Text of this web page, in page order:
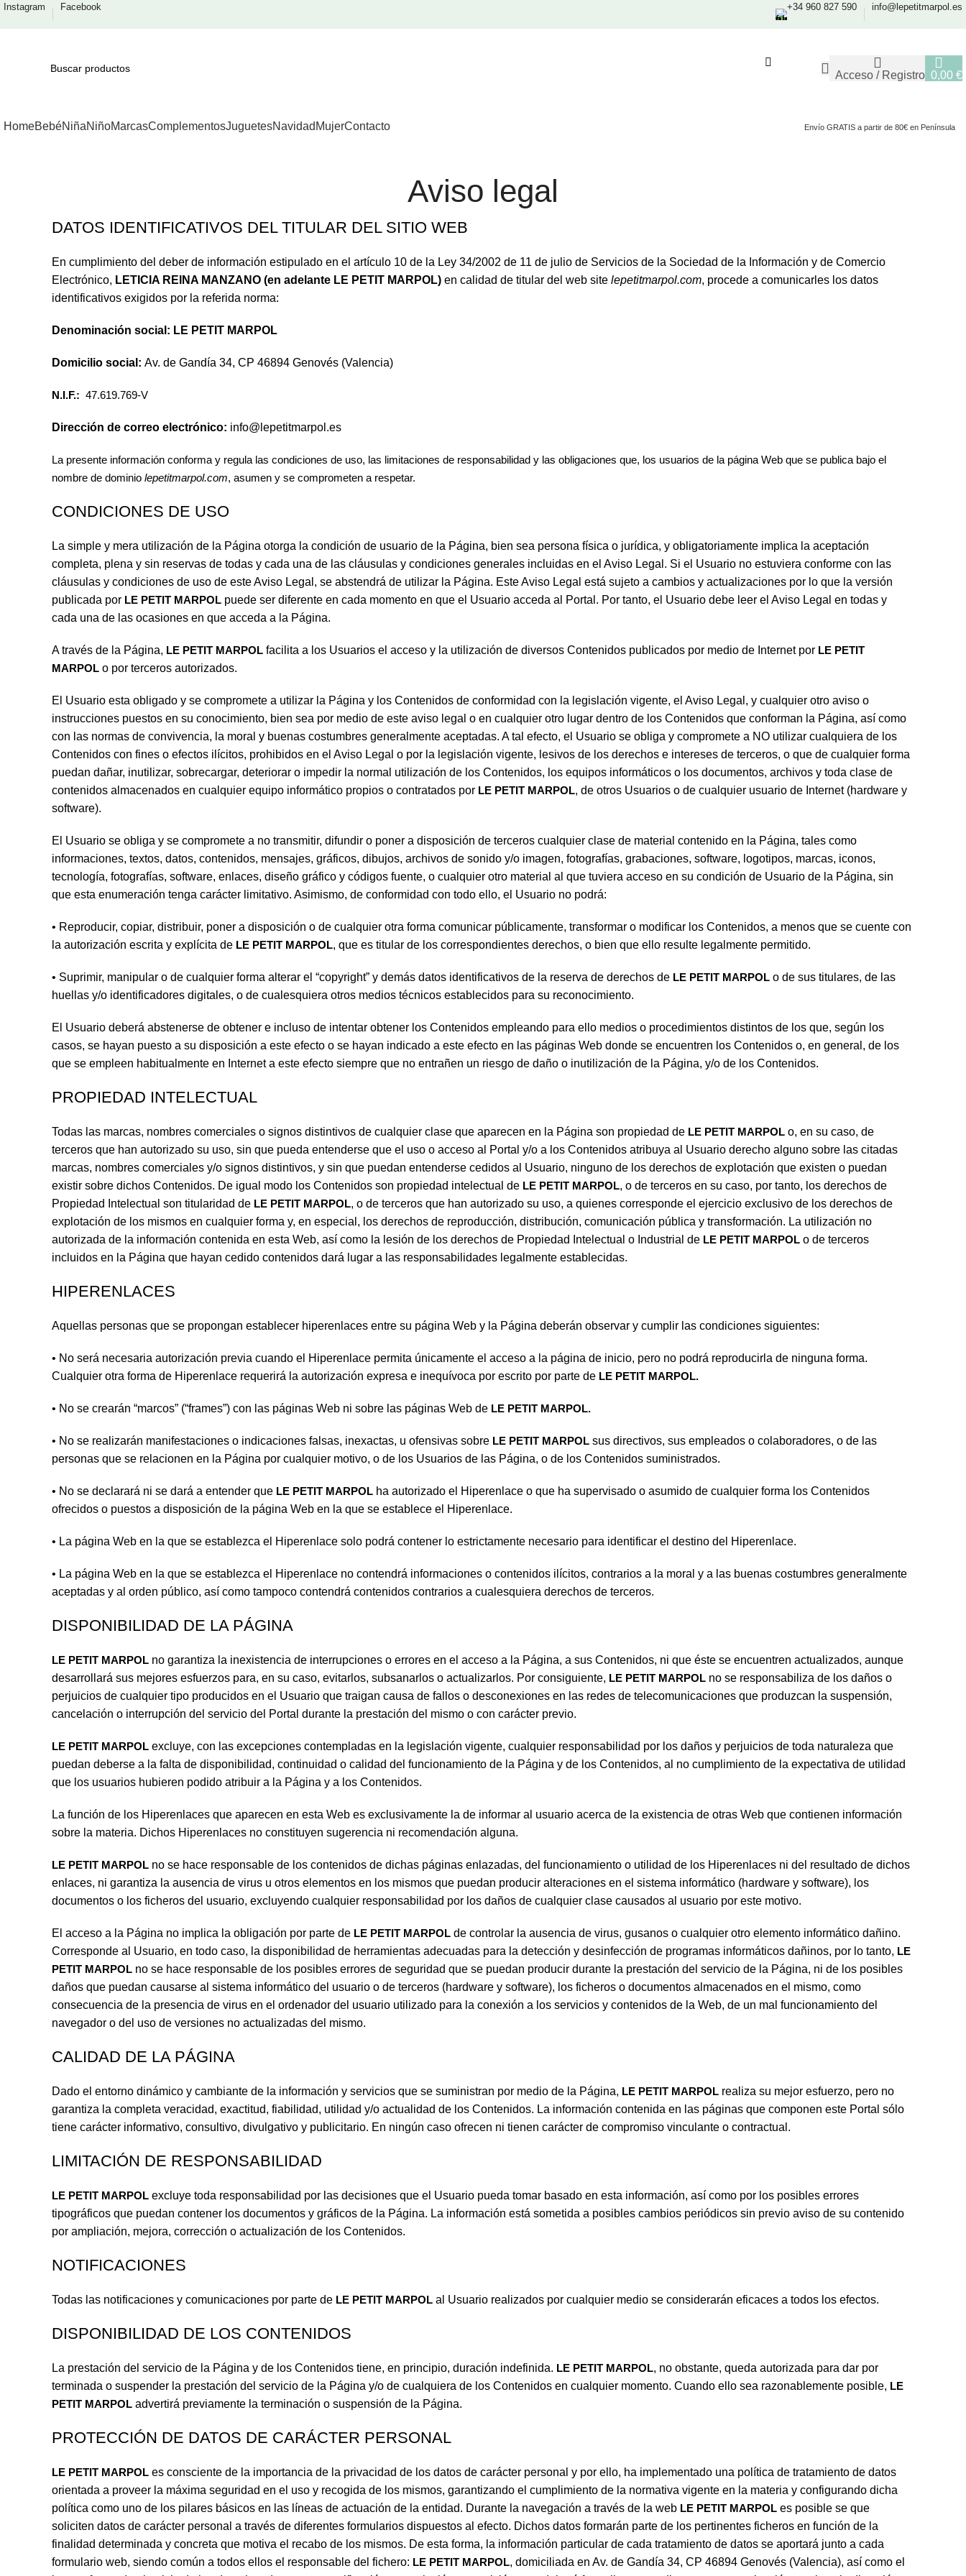
Instagram Facebook +34 960 827 590 info@lepetitmarpol.es
Acceso / Registro 0,00 €
HomeBebéNiñaNiñoMarcasComplementosJuguetesNavidad MujerContacto Envío GRATIS a partir de 80€ en Península
Aviso legal
DATOS IDENTIFICATIVOS DEL TITULAR DEL SITIO WEB
En cumplimiento del deber de información estipulado en el artículo 10 de la Ley 34/2002 de 11 de julio de Servicios de la Sociedad de la Información y de Comercio
Electrónico, LETICIA REINA MANZANO (en adelante LE PETIT MARPOL) en calidad de titular del web site lepetitmarpol.com, procede a comunicarles los datos
identificativos exigidos por la referida norma:
Denominación social: LE PETIT MARPOL
Domicilio social: Av. de Gandía 34, CP 46894 Genovés (Valencia)
N.I.F.: 47.619.769-V
Dirección de correo electrónico: info@lepetitmarpol.es
La presente información conforma y regula las condiciones de uso, las limitaciones de responsabilidad y las obligaciones que, los usuarios de la página Web que se publica bajo el
nombre de dominio lepetitmarpol.com, asumen y se comprometen a respetar.
CONDICIONES DE USO
La simple y mera utilización de la Página otorga la condición de usuario de la Página, bien sea persona física o jurídica, y obligatoriamente implica la aceptación
completa, plena y sin reservas de todas y cada una de las cláusulas y condiciones generales incluidas en el Aviso Legal. Si el Usuario no estuviera conforme con las
cláusulas y condiciones de uso de este Aviso Legal, se abstendrá de utilizar la Página. Este Aviso Legal está sujeto a cambios y actualizaciones por lo que la versión
publicada por LE PETIT MARPOL puede ser diferente en cada momento en que el Usuario acceda al Portal. Por tanto, el Usuario debe leer el Aviso Legal en todas y
cada una de las ocasiones en que acceda a la Página.
A través de la Página, LE PETIT MARPOL facilita a los Usuarios el acceso y la utilización de diversos Contenidos publicados por medio de Internet por LE PETIT
MARPOL o por terceros autorizados.
El Usuario esta obligado y se compromete a utilizar la Página y los Contenidos de conformidad con la legislación vigente, el Aviso Legal, y cualquier otro aviso o
instrucciones puestos en su conocimiento, bien sea por medio de este aviso legal o en cualquier otro lugar dentro de los Contenidos que conforman la Página, así como
con las normas de convivencia, la moral y buenas costumbres generalmente aceptadas. A tal efecto, el Usuario se obliga y compromete a NO utilizar cualquiera de los
Contenidos con fines o efectos ilícitos, prohibidos en el Aviso Legal o por la legislación vigente, lesivos de los derechos e intereses de terceros, o que de cualquier forma
puedan dañar, inutilizar, sobrecargar, deteriorar o impedir la normal utilización de los Contenidos, los equipos informáticos o los documentos, archivos y toda clase de
contenidos almacenados en cualquier equipo informático propios o contratados por LE PETIT MARPOL, de otros Usuarios o de cualquier usuario de Internet (hardware y
software).
El Usuario se obliga y se compromete a no transmitir, difundir o poner a disposición de terceros cualquier clase de material contenido en la Página, tales como
informaciones, textos, datos, contenidos, mensajes, gráficos, dibujos, archivos de sonido y/o imagen, fotografías, grabaciones, software, logotipos, marcas, iconos,
tecnología, fotografías, software, enlaces, diseño gráfico y códigos fuente, o cualquier otro material al que tuviera acceso en su condición de Usuario de la Página, sin
que esta enumeración tenga carácter limitativo. Asimismo, de conformidad con todo ello, el Usuario no podrá:
• Reproducir, copiar, distribuir, poner a disposición o de cualquier otra forma comunicar públicamente, transformar o modificar los Contenidos, a menos que se cuente con
la autorización escrita y explícita de LE PETIT MARPOL, que es titular de los correspondientes derechos, o bien que ello resulte legalmente permitido.
• Suprimir, manipular o de cualquier forma alterar el “copyright” y demás datos identificativos de la reserva de derechos de LE PETIT MARPOL o de sus titulares, de las
huellas y/o identificadores digitales, o de cualesquiera otros medios técnicos establecidos para su reconocimiento.
El Usuario deberá abstenerse de obtener e incluso de intentar obtener los Contenidos empleando para ello medios o procedimientos distintos de los que, según los
casos, se hayan puesto a su disposición a este efecto o se hayan indicado a este efecto en las páginas Web donde se encuentren los Contenidos o, en general, de los
que se empleen habitualmente en Internet a este efecto siempre que no entrañen un riesgo de daño o inutilización de la Página, y/o de los Contenidos.
PROPIEDAD INTELECTUAL
Todas las marcas, nombres comerciales o signos distintivos de cualquier clase que aparecen en la Página son propiedad de LE PETIT MARPOL o, en su caso, de
terceros que han autorizado su uso, sin que pueda entenderse que el uso o acceso al Portal y/o a los Contenidos atribuya al Usuario derecho alguno sobre las citadas
marcas, nombres comerciales y/o signos distintivos, y sin que puedan entenderse cedidos al Usuario, ninguno de los derechos de explotación que existen o puedan
existir sobre dichos Contenidos. De igual modo los Contenidos son propiedad intelectual de LE PETIT MARPOL, o de terceros en su caso, por tanto, los derechos de
Propiedad Intelectual son titularidad de LE PETIT MARPOL, o de terceros que han autorizado su uso, a quienes corresponde el ejercicio exclusivo de los derechos de
explotación de los mismos en cualquier forma y, en especial, los derechos de reproducción, distribución, comunicación pública y transformación. La utilización no
autorizada de la información contenida en esta Web, así como la lesión de los derechos de Propiedad Intelectual o Industrial de LE PETIT MARPOL o de terceros
incluidos en la Página que hayan cedido contenidos dará lugar a las responsabilidades legalmente establecidas.
HIPERENLACES
Aquellas personas que se propongan establecer hiperenlaces entre su página Web y la Página deberán observar y cumplir las condiciones siguientes:
• No será necesaria autorización previa cuando el Hiperenlace permita únicamente el acceso a la página de inicio, pero no podrá reproducirla de ninguna forma.
Cualquier otra forma de Hiperenlace requerirá la autorización expresa e inequívoca por escrito por parte de LE PETIT MARPOL.
• No se crearán “marcos” (“frames”) con las páginas Web ni sobre las páginas Web de LE PETIT MARPOL.
• No se realizarán manifestaciones o indicaciones falsas, inexactas, u ofensivas sobre LE PETIT MARPOL sus directivos, sus empleados o colaboradores, o de las
personas que se relacionen en la Página por cualquier motivo, o de los Usuarios de las Página, o de los Contenidos suministrados.
• No se declarará ni se dará a entender que LE PETIT MARPOL ha autorizado el Hiperenlace o que ha supervisado o asumido de cualquier forma los Contenidos
ofrecidos o puestos a disposición de la página Web en la que se establece el Hiperenlace.
• La página Web en la que se establezca el Hiperenlace solo podrá contener lo estrictamente necesario para identificar el destino del Hiperenlace.
• La página Web en la que se establezca el Hiperenlace no contendrá informaciones o contenidos ilícitos, contrarios a la moral y a las buenas costumbres generalmente
aceptadas y al orden público, así como tampoco contendrá contenidos contrarios a cualesquiera derechos de terceros.
DISPONIBILIDAD DE LA PÁGINA
LE PETIT MARPOL no garantiza la inexistencia de interrupciones o errores en el acceso a la Página, a sus Contenidos, ni que éste se encuentren actualizados, aunque
desarrollará sus mejores esfuerzos para, en su caso, evitarlos, subsanarlos o actualizarlos. Por consiguiente, LE PETIT MARPOL no se responsabiliza de los daños o
perjuicios de cualquier tipo producidos en el Usuario que traigan causa de fallos o desconexiones en las redes de telecomunicaciones que produzcan la suspensión,
cancelación o interrupción del servicio del Portal durante la prestación del mismo o con carácter previo.
LE PETIT MARPOL excluye, con las excepciones contempladas en la legislación vigente, cualquier responsabilidad por los daños y perjuicios de toda naturaleza que
puedan deberse a la falta de disponibilidad, continuidad o calidad del funcionamiento de la Página y de los Contenidos, al no cumplimiento de la expectativa de utilidad
que los usuarios hubieren podido atribuir a la Página y a los Contenidos.
La función de los Hiperenlaces que aparecen en esta Web es exclusivamente la de informar al usuario acerca de la existencia de otras Web que contienen información
sobre la materia. Dichos Hiperenlaces no constituyen sugerencia ni recomendación alguna.
LE PETIT MARPOL no se hace responsable de los contenidos de dichas páginas enlazadas, del funcionamiento o utilidad de los Hiperenlaces ni del resultado de dichos
enlaces, ni garantiza la ausencia de virus u otros elementos en los mismos que puedan producir alteraciones en el sistema informático (hardware y software), los
documentos o los ficheros del usuario, excluyendo cualquier responsabilidad por los daños de cualquier clase causados al usuario por este motivo.
El acceso a la Página no implica la obligación por parte de LE PETIT MARPOL de controlar la ausencia de virus, gusanos o cualquier otro elemento informático dañino.
Corresponde al Usuario, en todo caso, la disponibilidad de herramientas adecuadas para la detección y desinfección de programas informáticos dañinos, por lo tanto, LE
PETIT MARPOL no se hace responsable de los posibles errores de seguridad que se puedan producir durante la prestación del servicio de la Página, ni de los posibles
daños que puedan causarse al sistema informático del usuario o de terceros (hardware y software), los ficheros o documentos almacenados en el mismo, como
consecuencia de la presencia de virus en el ordenador del usuario utilizado para la conexión a los servicios y contenidos de la Web, de un mal funcionamiento del
navegador o del uso de versiones no actualizadas del mismo.
CALIDAD DE LA PÁGINA
Dado el entorno dinámico y cambiante de la información y servicios que se suministran por medio de la Página, LE PETIT MARPOL realiza su mejor esfuerzo, pero no
garantiza la completa veracidad, exactitud, fiabilidad, utilidad y/o actualidad de los Contenidos. La información contenida en las páginas que componen este Portal sólo
tiene carácter informativo, consultivo, divulgativo y publicitario. En ningún caso ofrecen ni tienen carácter de compromiso vinculante o contractual.
LIMITACIÓN DE RESPONSABILIDAD
LE PETIT MARPOL excluye toda responsabilidad por las decisiones que el Usuario pueda tomar basado en esta información, así como por los posibles errores
tipográficos que puedan contener los documentos y gráficos de la Página. La información está sometida a posibles cambios periódicos sin previo aviso de su contenido
por ampliación, mejora, corrección o actualización de los Contenidos.
NOTIFICACIONES
Todas las notificaciones y comunicaciones por parte de LE PETIT MARPOL al Usuario realizados por cualquier medio se considerarán eficaces a todos los efectos.
DISPONIBILIDAD DE LOS CONTENIDOS
La prestación del servicio de la Página y de los Contenidos tiene, en principio, duración indefinida. LE PETIT MARPOL, no obstante, queda autorizada para dar por
terminada o suspender la prestación del servicio de la Página y/o de cualquiera de los Contenidos en cualquier momento. Cuando ello sea razonablemente posible, LE
PETIT MARPOL advertirá previamente la terminación o suspensión de la Página.
PROTECCIÓN DE DATOS DE CARÁCTER PERSONAL
LE PETIT MARPOL es consciente de la importancia de la privacidad de los datos de carácter personal y por ello, ha implementado una política de tratamiento de datos
orientada a proveer la máxima seguridad en el uso y recogida de los mismos, garantizando el cumplimiento de la normativa vigente en la materia y configurando dicha
política como uno de los pilares básicos en las líneas de actuación de la entidad. Durante la navegación a través de la web LE PETIT MARPOL es posible se que
soliciten datos de carácter personal a través de diferentes formularios dispuestos al efecto. Dichos datos formarán parte de los pertinentes ficheros en función de la
finalidad determinada y concreta que motiva el recabo de los mismos. De esta forma, la información particular de cada tratamiento de datos se aportará junto a cada
formulario web, siendo común a todos ellos el responsable del fichero: LE PETIT MARPOL, domiciliada en Av. de Gandía 34, CP 46894 Genovés (Valencia), así como el